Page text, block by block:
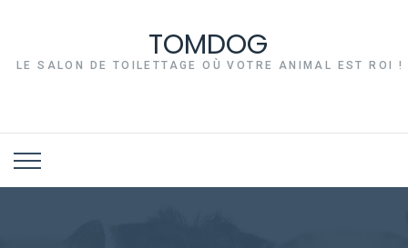
TOMDOG
LE SALON DE TOILETTAGE OÙ VOTRE ANIMAL EST ROI !